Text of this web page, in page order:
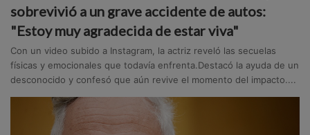
sobrevivió a un grave accidente de autos:
"Estoy muy agradecida de estar viva"
Con un video subido a Instagram, la actriz reveló las secuelas
físicas y emocionales que todavía enfrenta.Destacó la ayuda de un
desconocido y confesó que aún revive el momento del impacto....